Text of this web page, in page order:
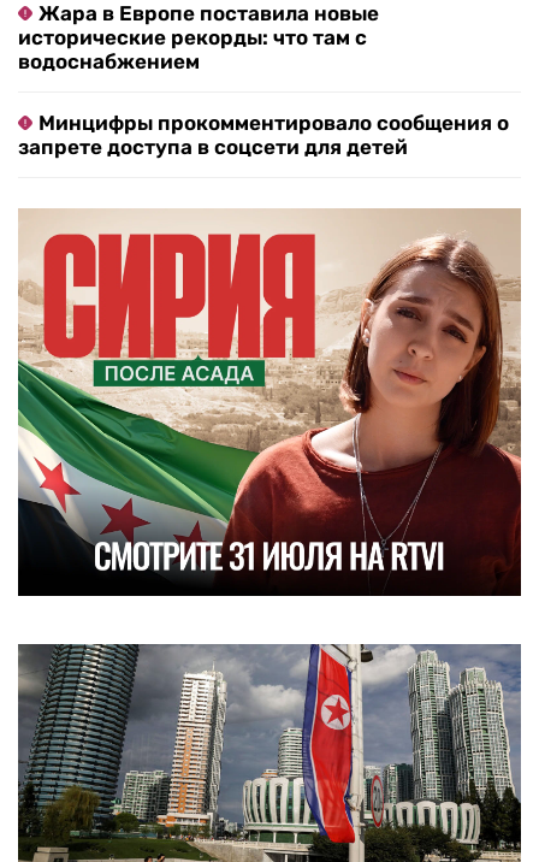
Жара в Европе поставила новые
исторические рекорды: что там с
водоснабжением
Минцифры прокомментировало сообщения о
запрете доступа в соцсети для детей